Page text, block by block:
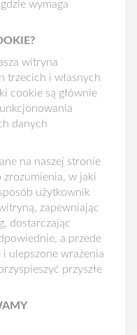
wymaga
witryna
trzecich i własnych
cookie są głównie
danych
na naszej stronie
zrozumienia, w jaki
użytkownik
zapewniając
dostarczając
a przede
ulepszone wrażenia
przyszłe